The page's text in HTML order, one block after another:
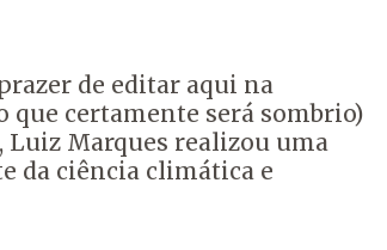
de editar aqui na
certamente será sombrio)
Luiz Marques realizou uma
da ciência climática e